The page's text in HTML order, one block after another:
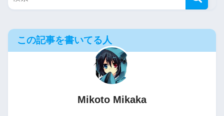
この記事を書いてる人
Mikoto Mikaka